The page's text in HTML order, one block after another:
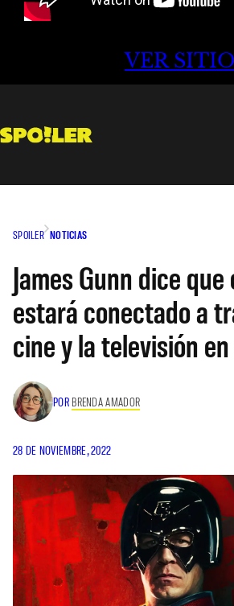
VER SITIO
SPOILER NOTICIAS
James Gunn dice que
estará conectado a
cine y la televisión
POR BRENDA AMADOR
28 DE NOVIEMBRE, 2022